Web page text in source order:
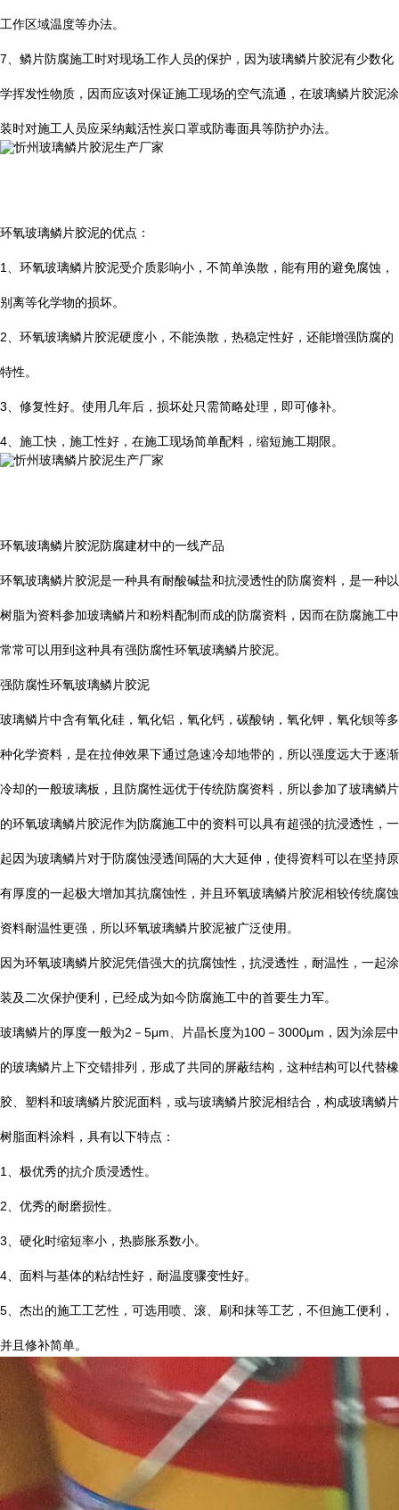
工作区域温度等办法。
7 、鳞片防腐施工时对现场工作人员的保护，因为玻璃鳞片胶泥有少数化
学挥发性物质，因而应该对保证施工现场的空气流通，在玻璃鳞片胶泥涂
装时对施工人员应采纳戴活性炭口罩或防毒面具等防护办法。
环氧玻璃鳞片胶泥的优点：
1 、环氧玻璃鳞片胶泥受介质影响小，不简单涣散，能有用的避免腐蚀，
别离等化学物的损坏。
2 、环氧玻璃鳞片胶泥硬度小，不能涣散，热稳定性好，还能增强防腐的
特性。
3 、修复性好。使用几年后，损坏处只需简略处理，即可修补。
4 、施工快，施工性好，在施工现场简单配料，缩短施工期限。
环氧玻璃鳞片胶泥防腐建材中的一线产品
环氧玻璃鳞片胶泥是一种具有耐酸碱盐和抗浸透性的防腐资料，是一种以
树脂为资料参加玻璃鳞片和粉料配制而成的防腐资料，因而在防腐施工中
常常可以用到这种具有强防腐性环氧玻璃鳞片胶泥。
强防腐性环氧玻璃鳞片胶泥
玻璃鳞片中含有氧化硅，氧化铝，氧化钙，碳酸钠，氧化钾，氧化钡等多
种化学资料，是在拉伸效果下通过急速冷却地带的，所以强度远大于逐渐
冷却的一般玻璃板，且防腐性远优于传统防腐资料，所以参加了玻璃鳞片
的环氧玻璃鳞片胶泥作为防腐施工中的资料可以具有超强的抗浸透性，一
起因为玻璃鳞片对于防腐蚀浸透间隔的大大延伸，使得资料可以在坚持原
有厚度的一起极大增加其抗腐蚀性，并且环氧玻璃鳞片胶泥相较传统腐蚀
资料耐温性更强，所以环氧玻璃鳞片胶泥被广泛使用。
因为环氧玻璃鳞片胶泥凭借强大的抗腐蚀性，抗浸透性，耐温性，一起涂
装及二次保护便利，已经成为如今防腐施工中的首要生力军。
玻璃鳞片的厚度一般为2 － 5μm 、片晶长度为100 － 3000μm ，因为涂层中
的玻璃鳞片上下交错排列，形成了共同的屏蔽结构，这种结构可以代替橡
胶、塑料和玻璃鳞片胶泥面料，或与玻璃鳞片胶泥相结合，构成玻璃鳞片
树脂面料涂料，具有以下特点：
1 、极优秀的抗介质浸透性。
2 、优秀的耐磨损性。
3 、硬化时缩短率小，热膨胀系数小。
4 、面料与基体的粘结性好，耐温度骤变性好。
5 、杰出的施工工艺性，可选用喷、滚、刷和抹等工艺，不但施工便利，
并且修补简单。